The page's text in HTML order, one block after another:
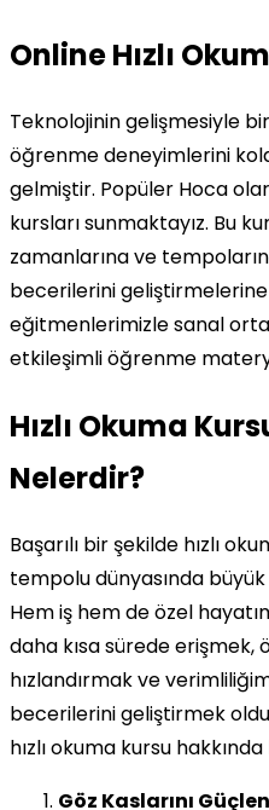
Online Hızlı
Teknolojinin gelişmesiyle
öğrenme deneyimlerini
gelmiştir. Popüler Hoca
kursları sunmaktayız. Bu
zamanlarına ve
becerilerini
eğitmenlerimizle sanal
etkileşimli öğrenme
Hızlı Okuma
Nelerdir?
Başarılı bir şekilde hızlı
tempolu dünyasında
Hem iş hem de özel
daha kısa sürede erişmek,
hızlandırmak ve
becerilerini geliştirmek
hızlı okuma kursu
Göz Kaslarını